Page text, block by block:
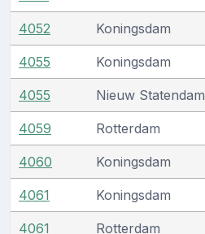
4052 Koningsdam
4055 Koningsdam
4055 Nieuw Statendam
4059 Rotterdam
4060 Koningsdam
4061 Koningsdam
4061 Rotterdam